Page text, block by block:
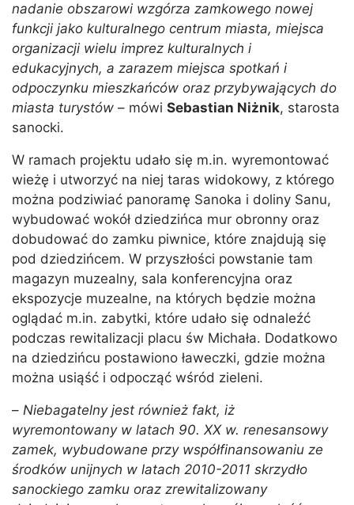
nadanie obszarowi wzgórza zamkowego nowej
funkcji jako kulturalnego centrum miasta, miejsca
organizacji wielu imprez kulturalnych i
edukacyjnych, a zarazem miejsca spotkań i
odpoczynku mieszkańców oraz przybywających do
miasta turystów – mówi Sebastian Niżnik, starosta
sanocki.
W ramach projektu udało się m.in. wyremontować
wieżę i utworzyć na niej taras widokowy, z którego
można podziwiać panoramę Sanoka i doliny Sanu,
wybudować wokół dziedzińca mur obronny oraz
dobudować do zamku piwnice, które znajdują się
pod dziedzińcem. W przyszłości powstanie tam
magazyn muzealny, sala konferencyjna oraz
ekspozycje muzealne, na których będzie można
oglądać m.in. zabytki, które udało się odnaleźć
podczas rewitalizacji placu św Michała. Dodatkowo
na dziedzińcu postawiono ławeczki, gdzie można
można usiąść i odpocząć wśród zieleni.
– Niebagatelny jest również fakt, iż
wyremontowany w latach 90. XX w. renesansowy
zamek, wybudowane przy współfinansowaniu ze
środków unijnych w latach 2010-2011 skrzydło
sanockiego zamku oraz zrewitalizowany